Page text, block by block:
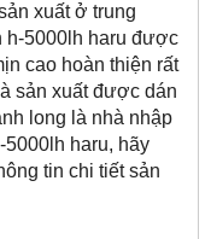
xuất ở trung
h-5000lh haru được
cao hoàn thiện rất
sản xuất được dán
long là nhà nhập
5000lh haru, hãy
tin chi tiết sản